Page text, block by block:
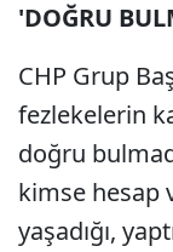
'DOĞRU
CHP Grup
fezlekelerin
doğru
kimse hesap
yaşadığı,